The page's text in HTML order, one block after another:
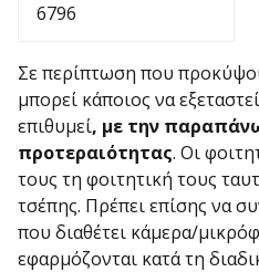
6796
Σε περίπτωση που
μπορεί κάποιος να
επιθυμεί, με την
προτεραιότητας. Οι
τους τη φοιτητική τους
τσέπης. Πρέπει επίσης να
που διαθέτει κάμερα/
εφαρμόζονται κατά τη